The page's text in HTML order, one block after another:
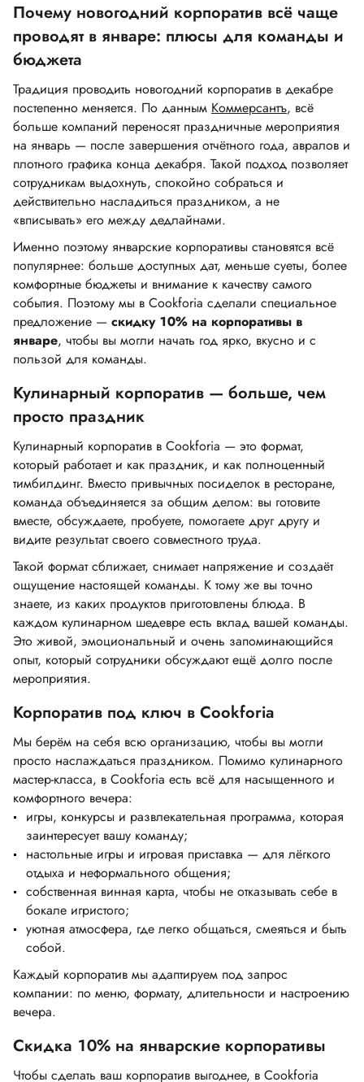
Почему новогодний корпоратив всё чаще
проводят в январе: плюсы для команды и
бюджета
Традиция проводить новогодний корпоратив в декабре
постепенно меняется. По данным Коммерсантъ, всё
больше компаний переносят праздничные мероприятия
на январь — после завершения отчётного года, авралов и
плотного графика конца декабря. Такой подход позволяет
сотрудникам выдохнуть, спокойно собраться и
действительно насладиться праздником, а не
«вписывать» его между дедлайнами.
Именно поэтому январские корпоративы становятся всё
популярнее: больше доступных дат, меньше суеты, более
комфортные бюджеты и внимание к качеству самого
события. Поэтому мы в Cookforia сделали специальное
предложение — скидку 10% на корпоративы в
январе, чтобы вы могли начать год ярко, вкусно и с
пользой для команды.
Кулинарный корпоратив — больше, чем
просто праздник
Кулинарный корпоратив в Cookforia — это формат,
который работает и как праздник, и как полноценный
тимбилдинг. Вместо привычных посиделок в ресторане,
команда объединяется за общим делом: вы готовите
вместе, обсуждаете, пробуете, помогаете друг другу и
видите результат своего совместного труда.
Такой формат сближает, снимает напряжение и создаёт
ощущение настоящей команды. К тому же вы точно
знаете, из каких продуктов приготовлены блюда. В
каждом кулинарном шедевре есть вклад вашей команды.
Это живой, эмоциональный и очень запоминающийся
опыт, который сотрудники обсуждают ещё долго после
мероприятия.
Корпоратив под ключ в Cookforia
Мы берём на себя всю организацию, чтобы вы могли
просто наслаждаться праздником. Помимо кулинарного
мастер-класса, в Cookforia есть всё для насыщенного и
комфортного вечера:
игры, конкурсы и развлекательная программа, которая
заинтересует вашу команду;
настольные игры и игровая приставка — для лёгкого
отдыха и неформального общения;
собственная винная карта, чтобы не отказывать себе в
бокале игристого;
уютная атмосфера, где легко общаться, смеяться и быть
собой.
Каждый корпоратив мы адаптируем под запрос
компании: по меню, формату, длительности и настроению
вечера.
Скидка 10% на январские корпоративы
Чтобы сделать ваш корпоратив выгоднее, в Cookforia